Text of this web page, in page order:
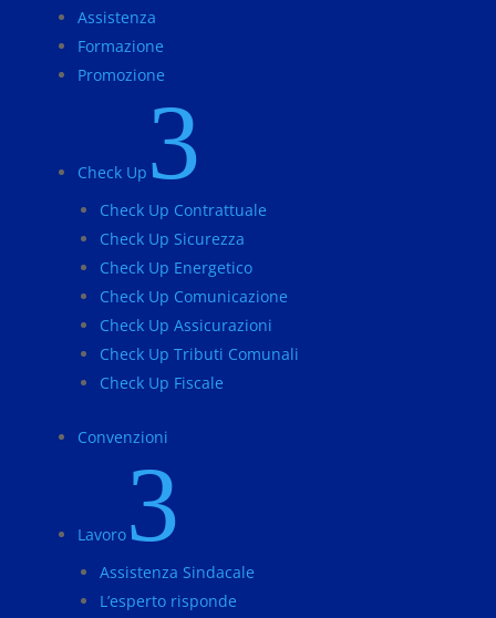
Assistenza
Formazione
Promozione
Check Up 3
Check Up Contrattuale
Check Up Sicurezza
Check Up Energetico
Check Up Comunicazione
Check Up Assicurazioni
Check Up Tributi Comunali
Check Up Fiscale
Convenzioni
Lavoro 3
Assistenza Sindacale
L’esperto risponde